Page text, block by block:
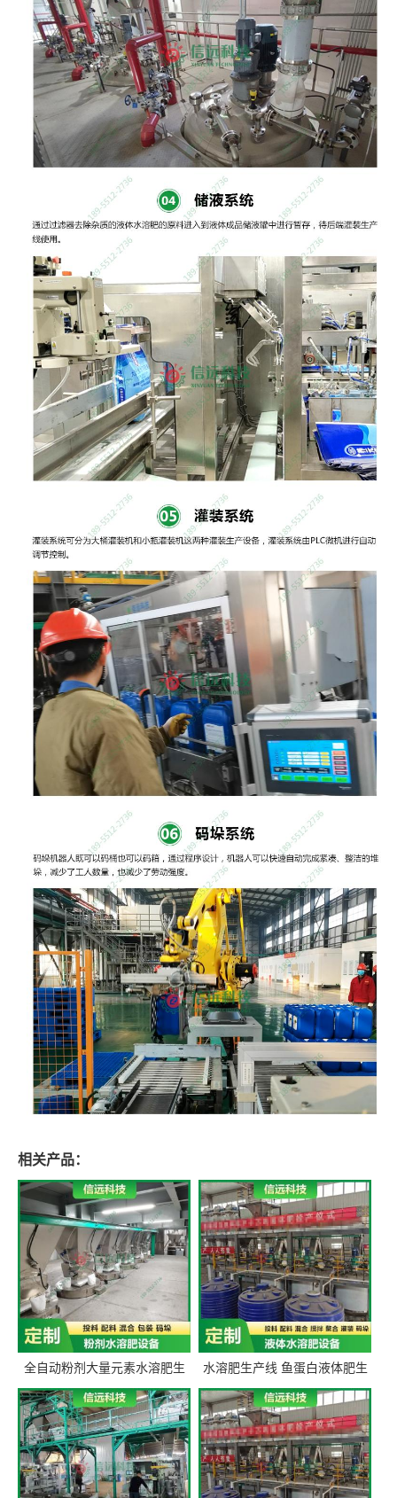
相关产品：
全自动粉剂大量元素水溶肥生
产设备 信远科技肥料生产设备
源头厂家
水溶肥生产线 鱼蛋白液体肥生
产设备 氨基酸液态肥全套设备